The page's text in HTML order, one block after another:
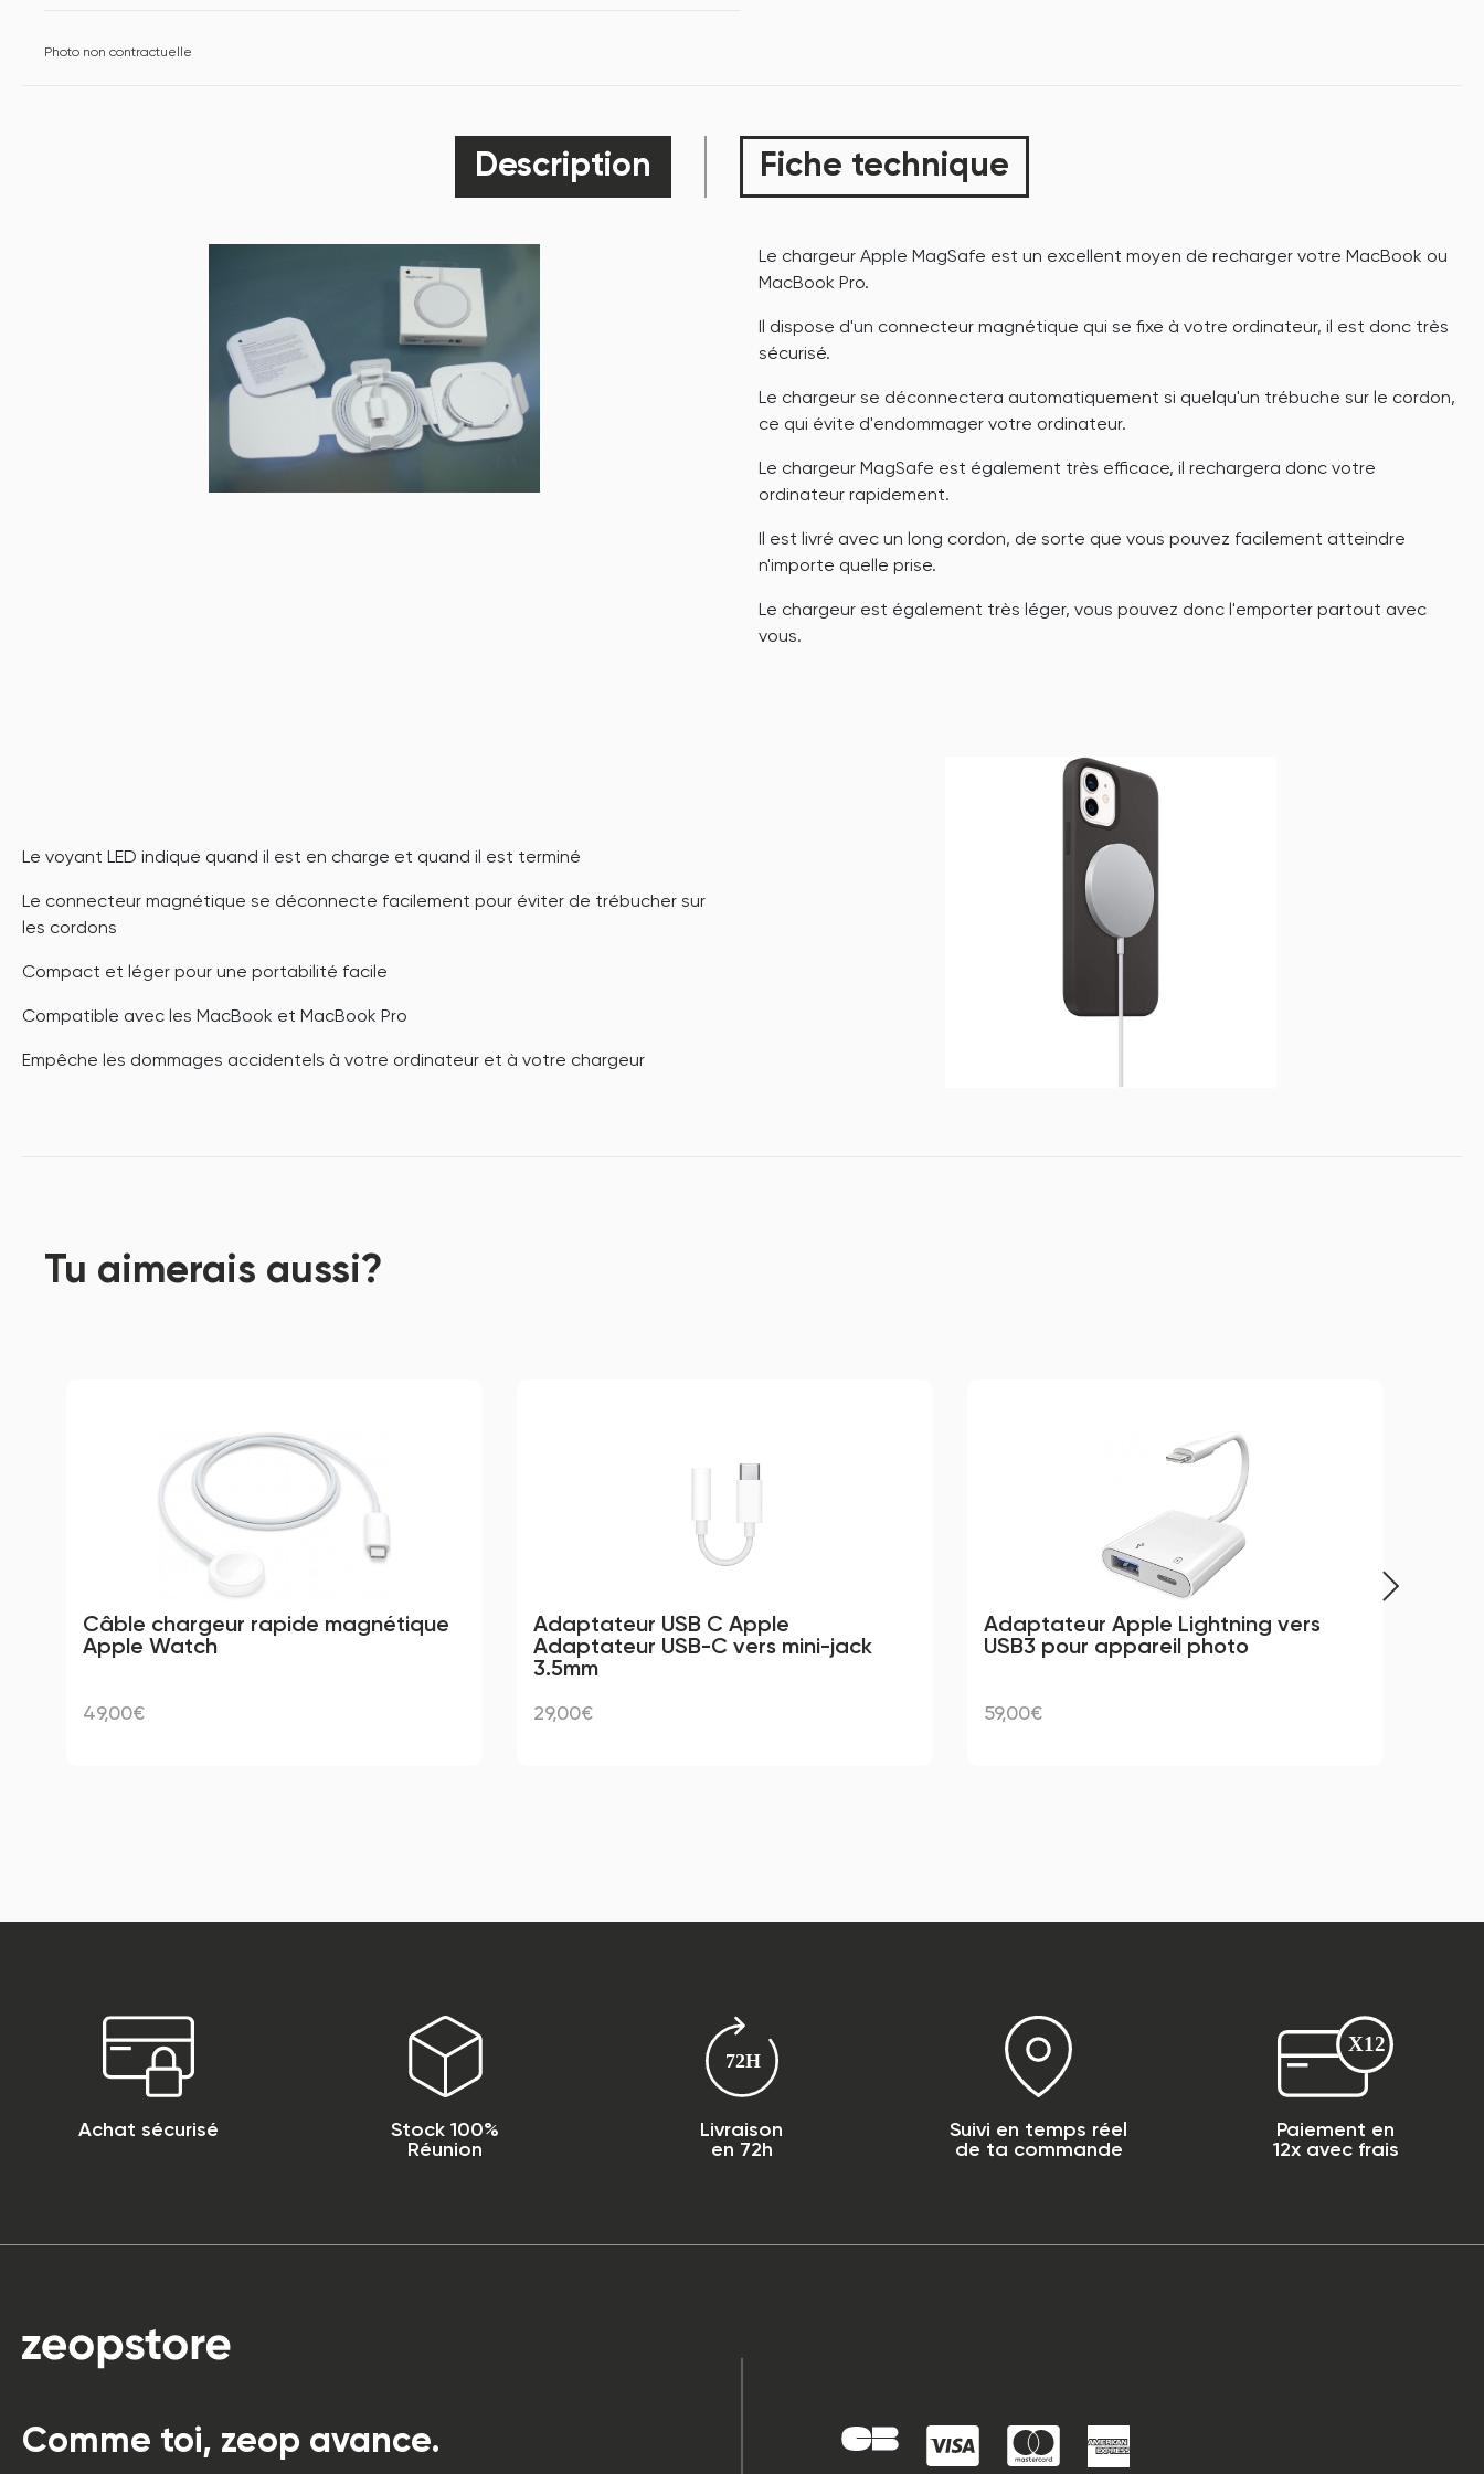
Photo non contractuelle
Description Fiche technique
Le chargeur Apple MagSafe est un excellent moyen de recharger votre MacBook ou
MacBook Pro.
Il dispose d'un connecteur magnétique qui se fixe à votre ordinateur, il est donc très
sécurisé.
Le chargeur se déconnectera automatiquement si quelqu'un trébuche sur le cordon,
ce qui évite d'endommager votre ordinateur.
Le chargeur MagSafe est également très efficace, il rechargera donc votre
ordinateur rapidement.
Il est livré avec un long cordon, de sorte que vous pouvez facilement atteindre
n'importe quelle prise.
Le chargeur est également très léger, vous pouvez donc l'emporter partout avec
vous.
Le voyant LED indique quand il est en charge et quand il est terminé
Le connecteur magnétique se déconnecte facilement pour éviter de trébucher sur
les cordons
Compact et léger pour une portabilité facile
Compatible avec les MacBook et MacBook Pro
Empêche les dommages accidentels à votre ordinateur et à votre chargeur
Tu aimerais aussi?
Câble chargeur rapide magnétique
Apple Watch
49,00€
Adaptateur USB C Apple
Adaptateur USB-C vers mini-jack
3.5mm
29,00€
Adaptateur Apple Lightning vers
USB3 pour appareil photo
59,00€
Achat sécurisé
Stock 100%
Réunion
Livraison
en 72h
Suivi en temps réel
de ta commande
Paiement en
12x avec frais
Comme toi, zeop avance.